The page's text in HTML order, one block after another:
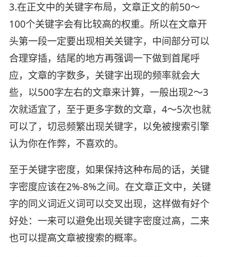
3.在正文中的关键字布局，文章正文的前50～
100个关键字会有比较高的权重。所以在文章开
头第一段一定要出现相关关键字，中间部分可以
合理穿插，结尾的地方再强调一下做到首尾呼
应，文章的字数多，关键字出现的频率就会大
些，以500字左右的文章来计算，一般出现2～3
次就适宜了，至于更多字数的文章，4～5次也就
可以了，切忌频繁出现关键字，以免被搜索引擎
认为你在作弊，不喜欢的。
至于关键字密度，如果保持这种布局的话，关键
字密度应该在2%-8%之间。在文章正文中，关键
字的同义词近义词可以交叉出现，这样做有好个
好处：一来可以避免出现关键字密度过高，二来
也可以提高文章被搜索的概率。